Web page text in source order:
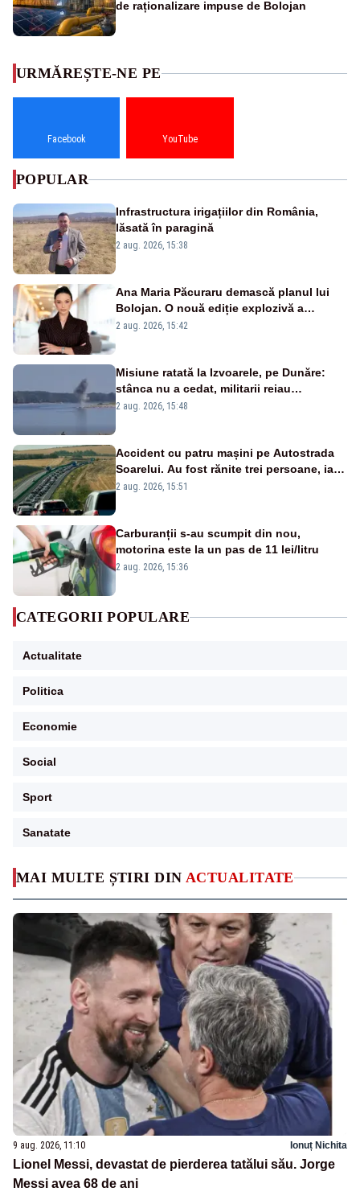
de raționalizare impuse de Bolojan
MAI MULTE ȘTIRI DIN ACTUALITATE
9 aug. 2026, 11:10 Ionuț Nichita
Lionel Messi, devastat de pierderea tatălui său. Jorge
Messi avea 68 de ani
URMĂREȘTE-NE PE
Facebook YouTube
POPULAR
Infrastructura irigațiilor din România,
lăsată în paragină
2 aug. 2026, 15:38
Ana Maria Păcuraru demască planul lui
Bolojan. O nouă ediție explozivă a
emisiunii „Miza Zilei” la Realitatea PLUS
2 aug. 2026, 15:42
Misiune ratată la Izvoarele, pe Dunăre:
stânca nu a cedat, militarii reiau
detonările luni – VIDEO
2 aug. 2026, 15:48
Accident cu patru mașini pe Autostrada
Soarelui. Au fost rănite trei persoane, iar
traficul se desfășoară cu dificultate
2 aug. 2026, 15:51
Carburanții s-au scumpit din nou,
motorina este la un pas de 11 lei/litru
2 aug. 2026, 15:36
CATEGORII POPULARE
Actualitate
Politica
Economie
Social
Sport
Sanatate